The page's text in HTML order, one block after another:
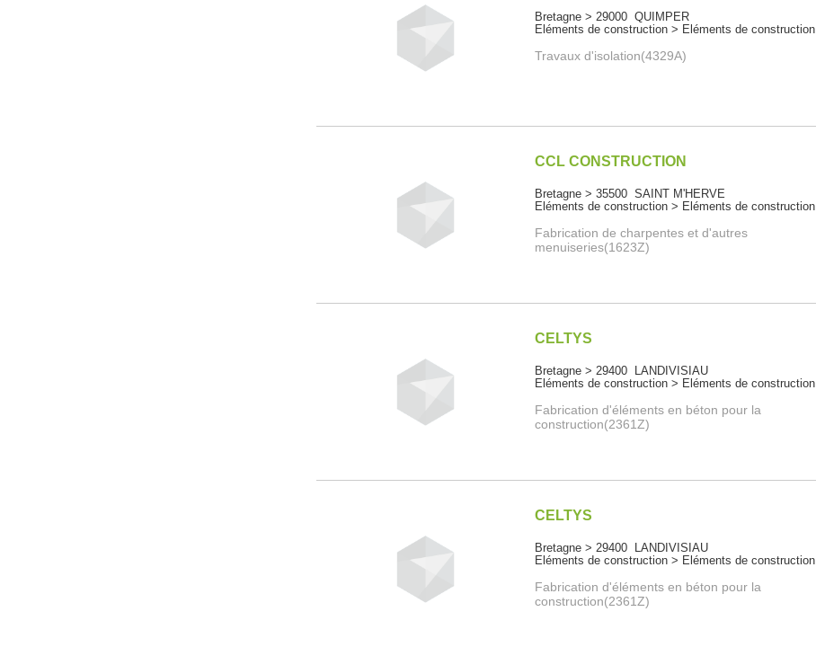
Bretagne > 29000 QUIMPER
Eléments de construction > Eléments de construction
Travaux d'isolation(4329A)
CCL CONSTRUCTION
Bretagne > 35500 SAINT M'HERVE
Eléments de construction > Eléments de construction
Fabrication de charpentes et d'autres
menuiseries(1623Z)
CELTYS
Bretagne > 29400 LANDIVISIAU
Eléments de construction > Eléments de construction
Fabrication d'éléments en béton pour la
construction(2361Z)
CELTYS
Bretagne > 29400 LANDIVISIAU
Eléments de construction > Eléments de construction
Fabrication d'éléments en béton pour la
construction(2361Z)